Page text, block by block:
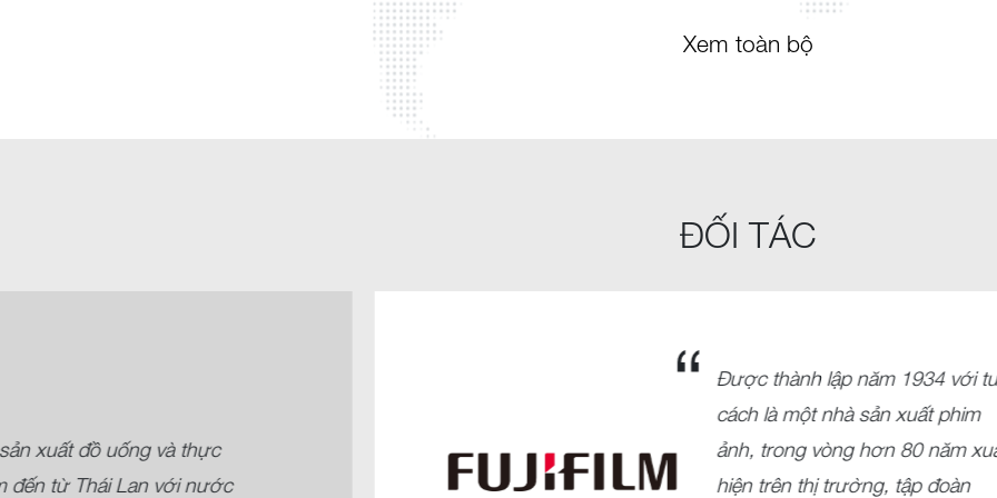
Xem toàn bộ
ĐỐI TÁC
xuất đồ uống và thực
đến từ Thái Lan với nước
Được thành lập năm 1934 với
cách là một nhà sản xuất phim
ảnh, trong vòng hơn 80 năm
hiện trên thị trường, tập đoàn